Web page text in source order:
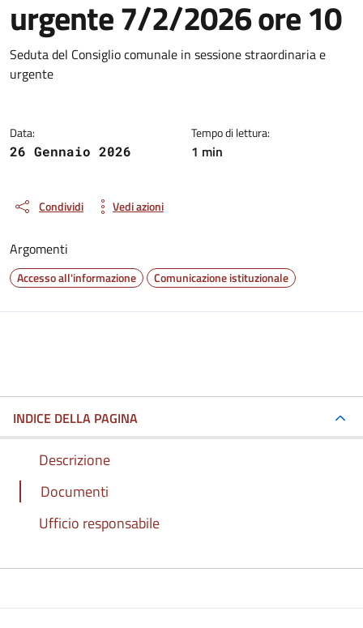
urgente 7/2/2026 ore 10
Dettagli del documento
Seduta del Consiglio comunale in sessione straordinaria e
urgente
Data:
26 Gennaio 2026
Tempo di lettura:
1 min
Condividi Vedi azioni
Argomenti
Accesso all'informazione Comunicazione istituzionale
INDICE DELLA PAGINA
Descrizione
Documenti
Ufficio responsabile